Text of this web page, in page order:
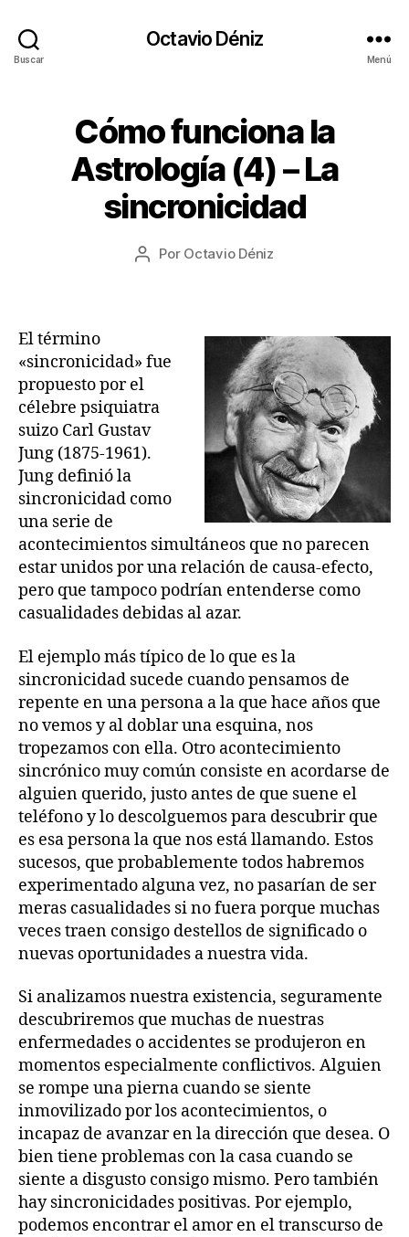
Buscar
Octavio Déniz
Menú
Categorías
O
L
O
Í
A
Cómo funciona la
Astrología (4) – La
sincronicidad
Autor
Por Octavio Déniz
Fecha
1
7
/
0
/
2
El término
«sincronicidad» fue
propuesto por el
célebre psiquiatra
suizo Carl Gustav
Jung (1875-1961).
Jung definió la
sincronicidad como
una serie de
acontecimientos simultáneos que no parecen
estar unidos por una relación de causa-efecto,
pero que tampoco podrían entenderse como
casualidades debidas al azar.
El ejemplo más típico de lo que es la
sincronicidad sucede cuando pensamos de
repente en una persona a la que hace años que
no vemos y al doblar una esquina, nos
tropezamos con ella. Otro acontecimiento
sincrónico muy común consiste en acordarse de
alguien querido, justo antes de que suene el
teléfono y lo descolguemos para descubrir que
es esa persona la que nos está llamando. Estos
sucesos, que probablemente todos habremos
experimentado alguna vez, no pasarían de ser
meras casualidades si no fuera porque muchas
veces traen consigo destellos de significado o
nuevas oportunidades a nuestra vida.
Si analizamos nuestra existencia, seguramente
descubriremos que muchas de nuestras
enfermedades o accidentes se produjeron en
momentos especialmente conflictivos. Alguien
se rompe una pierna cuando se siente
inmovilizado por los acontecimientos, o
incapaz de avanzar en la dirección que desea. O
bien tiene problemas con la casa cuando se
siente a disgusto consigo mismo. Pero también
hay sincronicidades positivas. Por ejemplo,
podemos encontrar el amor en el transcurso de